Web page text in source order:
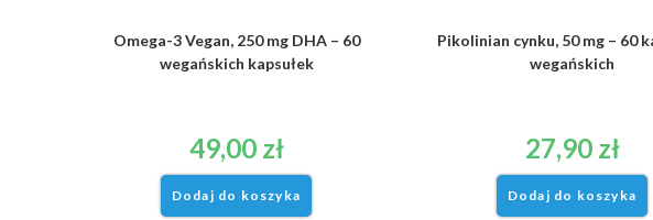
Omega-3 Vegan, 250 mg DHA – 60
wegańskich kapsułek
49,00 zł
Dodaj do koszyka
Pikolinian cynku, 50 mg – 60
wegańskich
27,90 zł
Dodaj do koszyka